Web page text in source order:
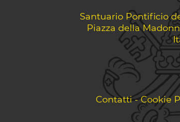
Santuario Pontificio
Piazza della
Contatti-Cookie